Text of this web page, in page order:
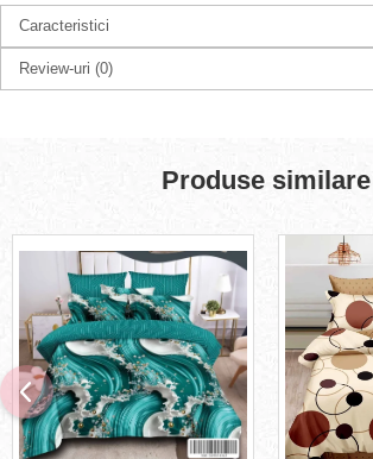
Caracteristici
Review-uri (0)
Produse similare